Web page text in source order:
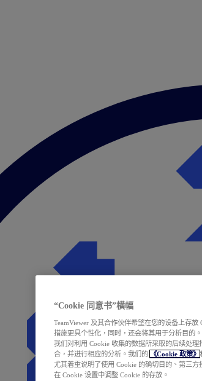
“Cookie 同意书”横幅
TeamViewer 及其合作伙伴希望在您的设备上存
措施更具个性化，同时，还会将其用于分析目的
我们对利用 Cookie 收集的数据所采取的后续处
合，并进行相应的分析。我们的
《Cookie 政策》
尤其着重说明了使用 Cookie 的确切目的、第三
在 Cookie 设置中调整 Cookie 的存放。